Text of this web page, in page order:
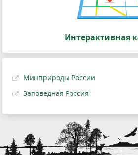
Интерактивная
Минприроды России
Заповедная Россия